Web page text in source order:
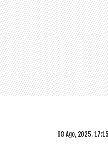
08 Ago, 2025.